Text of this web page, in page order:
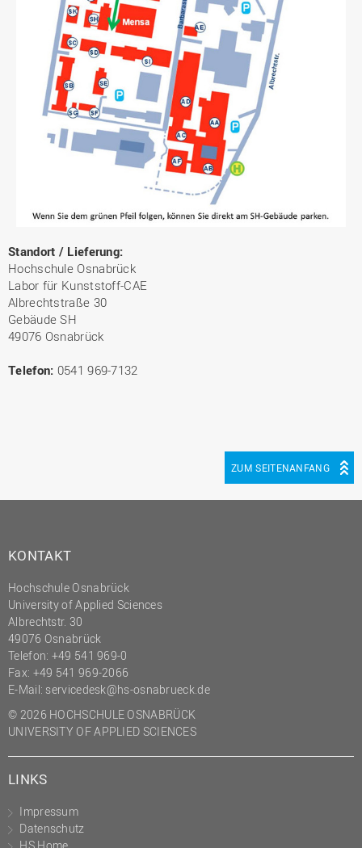
Standort / Lieferung:
Hochschule Osnabrück
Labor für Kunststoff-CAE
Albrechtstraße 30
Gebäude SH
49076 Osnabrück
Telefon: 0541 969-7132
ZUM SEITENANFANG
KONTAKT
Hochschule Osnabrück
University of Applied Sciences
Albrechtstr. 30
49076 Osnabrück
Telefon: +49 541 969-0
Fax: +49 541 969-2066
E-Mail: servicedesk@hs-osnabrueck.de
© 2026 HOCHSCHULE OSNABRÜCK
UNIVERSITY OF APPLIED SCIENCES
LINKS
Impressum
Datenschutz